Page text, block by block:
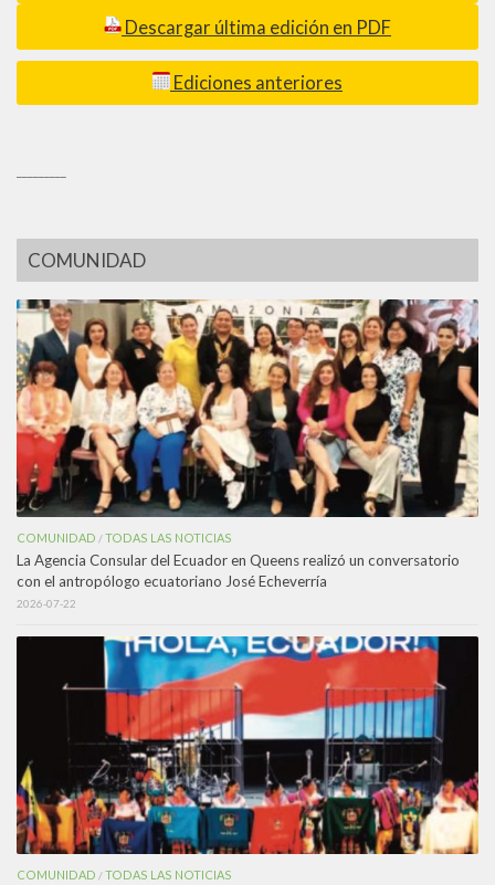
Descargar última edición en PDF
Ediciones anteriores
COMUNIDAD
COMUNIDAD /TODAS LAS NOTICIAS
La Agencia Consular del Ecuador en Queens realizó un conversatorio
con el antropólogo ecuatoriano José Echeverría
2026-07-22
COMUNIDAD /TODAS LAS NOTICIAS